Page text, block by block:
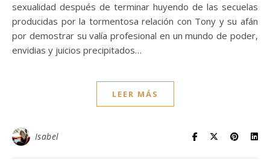
sexualidad después de terminar huyendo de las secuelas
producidas por la tormentosa relación con Tony y su afán
por demostrar su valía profesional en un mundo de poder,
envidias y juicios precipitados…
LEER MÁS
Isabel